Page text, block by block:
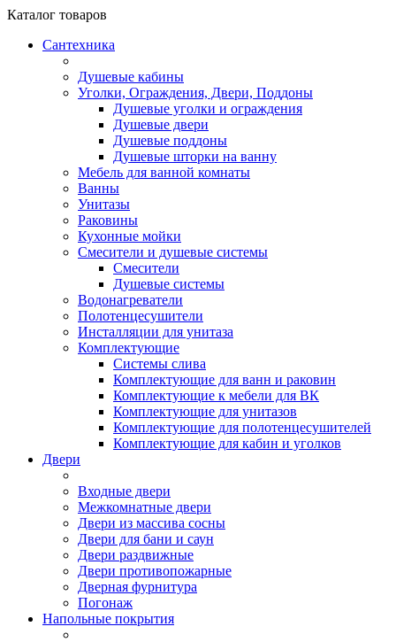
Каталог товаров
Сантехника
Душевые кабины
Уголки, Ограждения, Двери, Поддоны
Душевые уголки и ограждения
Душевые двери
Душевые поддоны
Душевые шторки на ванну
Мебель для ванной комнаты
Ванны
Унитазы
Раковины
Кухонные мойки
Смесители и душевые системы
Смесители
Душевые системы
Водонагреватели
Полотенцесушители
Инсталляции для унитаза
Комплектующие
Системы слива
Комплектующие для ванн и раковин
Комплектующие к мебели для ВК
Комплектующие для унитазов
Комплектующие для полотенцесушителей
Комплектующие для кабин и уголков
Двери
Входные двери
Межкомнатные двери
Двери из массива сосны
Двери для бани и саун
Двери раздвижные
Двери противопожарные
Дверная фурнитура
Погонаж
Напольные покрытия